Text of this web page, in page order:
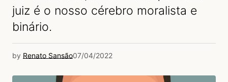
juiz é o nosso cérebro moralista e
binário.
by Renato Sansão07/04/2022